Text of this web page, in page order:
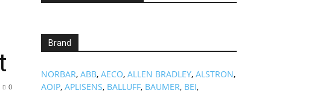
0
Brand
NORBAR, ABB, AECO, ALLEN BRADLEY, ALSTRON,
AOIP, APLISENS, BALLUFF, BAUMER, BEI,